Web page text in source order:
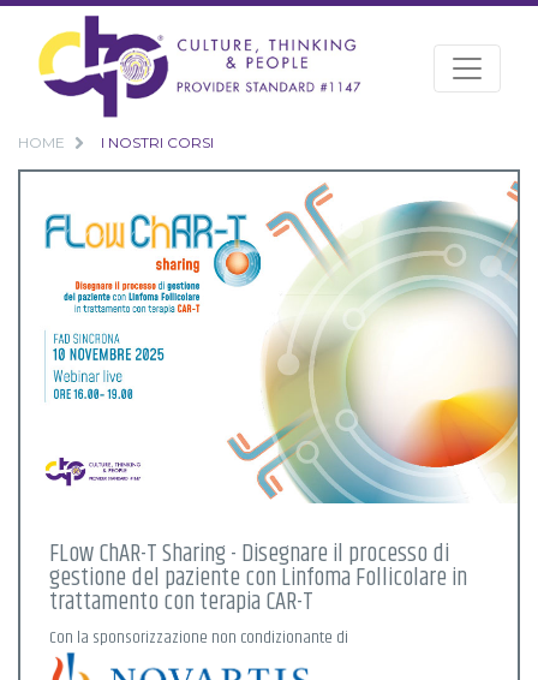
HOME I NOSTRI CORSI
FLow ChAR-T Sharing - Disegnare il processo di
gestione del paziente con Linfoma Follicolare in
trattamento con terapia CAR-T
Con la sponsorizzazione non condizionante di